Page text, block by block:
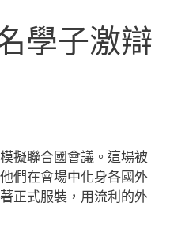
學子激辯
擬聯合國會議。這場被
們在會場中化身各國外
正式服裝，用流利的外